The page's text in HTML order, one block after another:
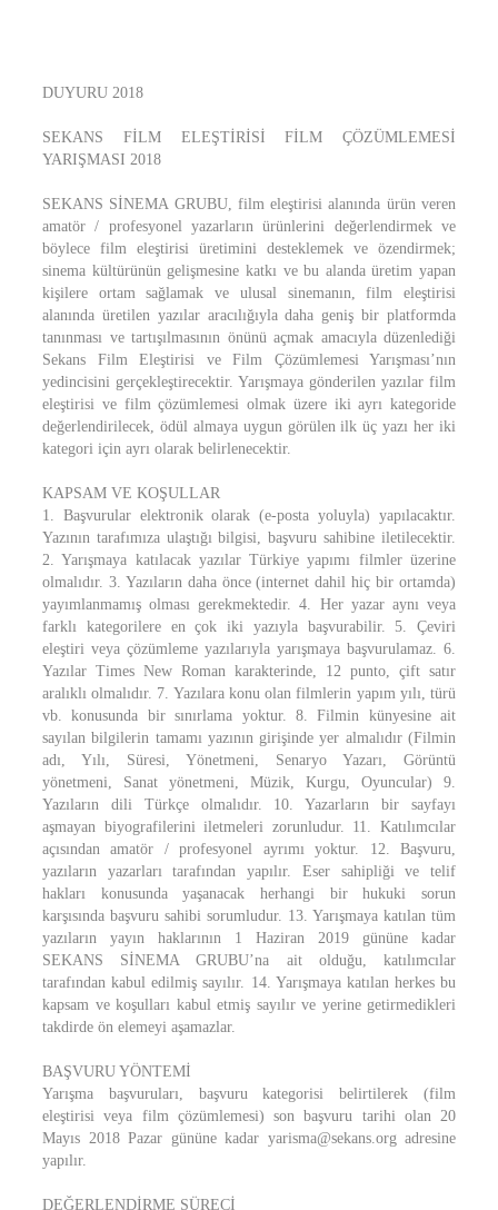
DUYURU 2018
SEKANS FİLM ELEŞTİRİSİ FİLM ÇÖZÜMLEMESİ
YARIŞMASI 2018
SEKANS SİNEMA GRUBU, film eleştirisi alanında ürün veren
amatör / profesyonel yazarların ürünlerini değerlendirmek ve
böylece film eleştirisi üretimini desteklemek ve özendirmek;
sinema kültürünün gelişmesine katkı ve bu alanda üretim yapan
kişilere ortam sağlamak ve ulusal sinemanın, film eleştirisi
alanında üretilen yazılar aracılığıyla daha geniş bir platformda
tanınması ve tartışılmasının önünü açmak amacıyla düzenlediği
Sekans Film Eleştirisi ve Film Çözümlemesi Yarışması’nın
yedincisini gerçekleştirecektir. Yarışmaya gönderilen yazılar film
eleştirisi ve film çözümlemesi olmak üzere iki ayrı kategoride
değerlendirilecek, ödül almaya uygun görülen ilk üç yazı her iki
kategori için ayrı olarak belirlenecektir.
KAPSAM VE KOŞULLAR
1. Başvurular elektronik olarak (e-posta yoluyla) yapılacaktır.
Yazının tarafımıza ulaştığı bilgisi, başvuru sahibine iletilecektir.
2. Yarışmaya katılacak yazılar Türkiye yapımı filmler üzerine
olmalıdır. 3. Yazıların daha önce (internet dahil hiç bir ortamda)
yayımlanmamış olması gerekmektedir. 4. Her yazar aynı veya
farklı kategorilere en çok iki yazıyla başvurabilir. 5. Çeviri
eleştiri veya çözümleme yazılarıyla yarışmaya başvurulamaz. 6.
Yazılar Times New Roman karakterinde, 12 punto, çift satır
aralıklı olmalıdır. 7. Yazılara konu olan filmlerin yapım yılı, türü
vb. konusunda bir sınırlama yoktur. 8. Filmin künyesine ait
sayılan bilgilerin tamamı yazının girişinde yer almalıdır (Filmin
adı, Yılı, Süresi, Yönetmeni, Senaryo Yazarı, Görüntü
yönetmeni, Sanat yönetmeni, Müzik, Kurgu, Oyuncular) 9.
Yazıların dili Türkçe olmalıdır. 10. Yazarların bir sayfayı
aşmayan biyografilerini iletmeleri zorunludur. 11. Katılımcılar
açısından amatör / profesyonel ayrımı yoktur. 12. Başvuru,
yazıların yazarları tarafından yapılır. Eser sahipliği ve telif
hakları konusunda yaşanacak herhangi bir hukuki sorun
karşısında başvuru sahibi sorumludur. 13. Yarışmaya katılan tüm
yazıların yayın haklarının 1 Haziran 2019 gününe kadar
SEKANS SİNEMA GRUBU’na ait olduğu, katılımcılar
tarafından kabul edilmiş sayılır. 14. Yarışmaya katılan herkes bu
kapsam ve koşulları kabul etmiş sayılır ve yerine getirmedikleri
takdirde ön elemeyi aşamazlar.
BAŞVURU YÖNTEMİ
Yarışma başvuruları, başvuru kategorisi belirtilerek (film
eleştirisi veya film çözümlemesi) son başvuru tarihi olan 20
Mayıs 2018 Pazar gününe kadar yarisma@sekans.org adresine
yapılır.
DEĞERLENDİRME SÜRECİ